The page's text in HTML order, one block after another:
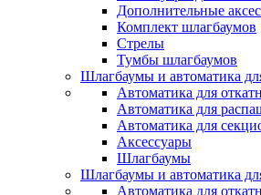
Дополнительные
Комплект шлагбаумов
Стрелы
Тумбы шлагбаумов
Шлагбаумы и автоматика
Автоматика для
Автоматика для
Автоматика для
Аксессуары
Шлагбаумы
Шлагбаумы и автоматика
Автоматика для